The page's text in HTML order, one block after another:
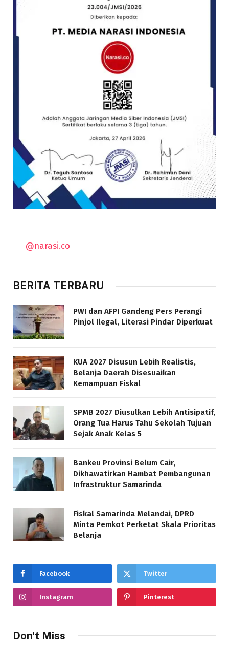
@narasi.co
BERITA TERBARU
PWI dan AFPI Gandeng Pers Perangi
Pinjol Ilegal, Literasi Pindar Diperkuat
KUA 2027 Disusun Lebih Realistis,
Belanja Daerah Disesuaikan
Kemampuan Fiskal
SPMB 2027 Diusulkan Lebih Antisipatif,
Orang Tua Harus Tahu Sekolah Tujuan
Sejak Anak Kelas 5
Bankeu Provinsi Belum Cair,
Dikhawatirkan Hambat Pembangunan
Infrastruktur Samarinda
Fiskal Samarinda Melandai, DPRD
Minta Pemkot Perketat Skala Prioritas
Belanja
Facebook Twitter
Instagram Pinterest
Don't Miss